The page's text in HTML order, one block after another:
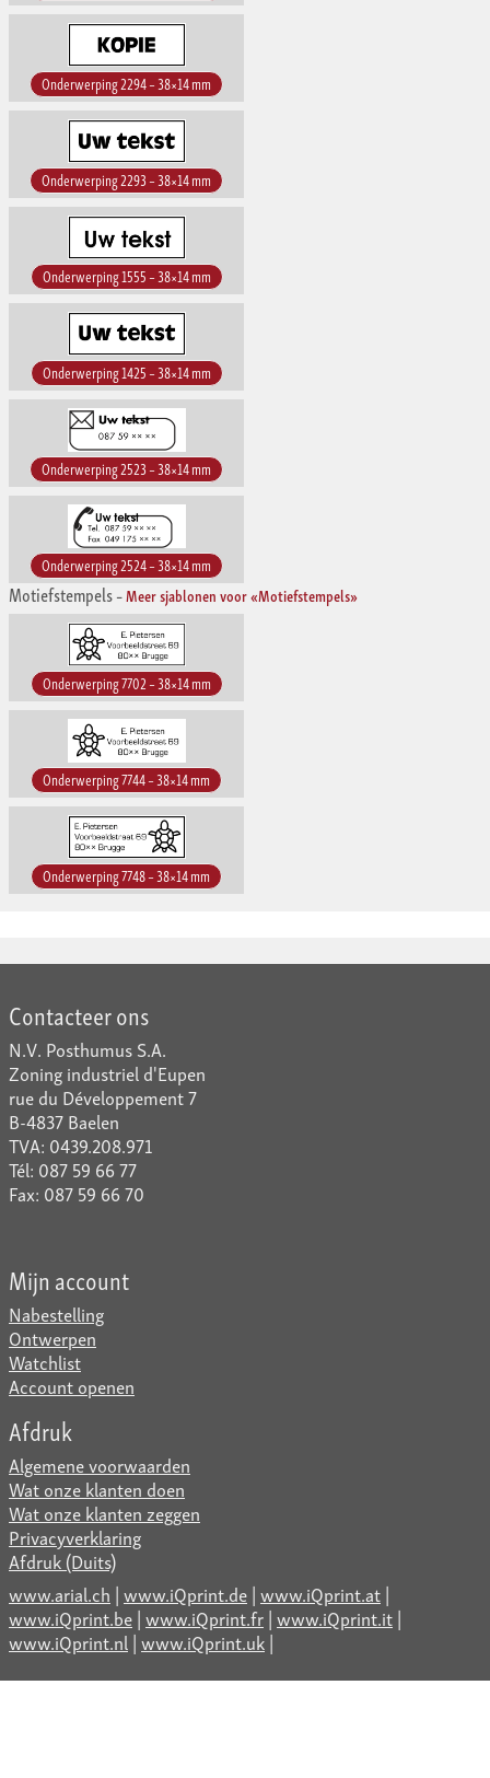
Onderwerping 2294 – 38×14 mm
Onderwerping 2293 – 38×14 mm
Onderwerping 1555 – 38×14 mm
Onderwerping 1425 – 38×14 mm
Onderwerping 2523 – 38×14 mm
Onderwerping 2524 – 38×14 mm
Motiefstempels–Meer sjablonen voor «Motiefstempels»
Onderwerping 7702 – 38×14 mm
Onderwerping 7744 – 38×14 mm
Onderwerping 7748 – 38×14 mm
Contacteer ons
N.V. Posthumus S.A.
Zoning industriel d'Eupen
rue du Développement 7
B-4837 Baelen
TVA: 0439.208.971
Tél: 087 59 66 77
Fax: 087 59 66 70
Mijn account
Nabestelling
Ontwerpen
Watchlist
Account openen
Afdruk
Algemene voorwaarden
Wat onze klanten doen
Wat onze klanten zeggen
Privacyverklaring
Afdruk (Duits)
www.arial.ch |www.iQprint.de|www.iQprint.at|
www.iQprint.be|www.iQprint.fr|www.iQprint.it|
www.iQprint.nl|www.iQprint.uk|